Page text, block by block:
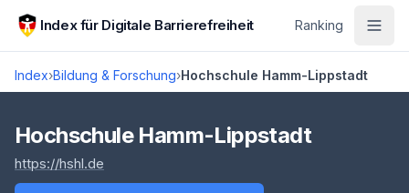
Zum Hauptinhalt springen
Index für Digitale Barrierefreiheit Ranking
Index›Bildung & Forschung›Hochschule Hamm-Lippstadt
Score lädt
Hochschule Hamm-Lippstadt
https://hshl.de